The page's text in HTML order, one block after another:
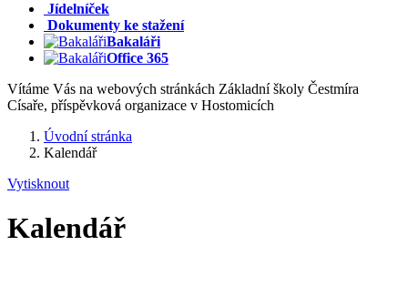
Jídelníček
Dokumenty ke stažení
Bakaláři
Office 365
Vítáme Vás na webových stránkách Základní školy Čestmíra
Císaře, příspěvková organizace v Hostomicích
Úvodní stránka
Kalendář
Vytisknout
Kalendář